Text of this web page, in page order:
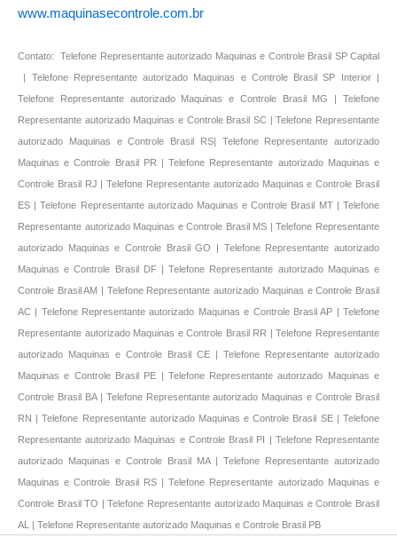
www.maquinasecontrole.com.br
Contato: Telefone Representante autorizado Maquinas e Controle Brasil SP Capital
| Telefone Representante autorizado Maquinas e Controle Brasil SP Interior |
Telefone Representante autorizado Maquinas e Controle Brasil MG | Telefone
Representante autorizado Maquinas e Controle Brasil SC | Telefone Representante
autorizado Maquinas e Controle Brasil RS| Telefone Representante autorizado
Maquinas e Controle Brasil PR | Telefone Representante autorizado Maquinas e
Controle Brasil RJ | Telefone Representante autorizado Maquinas e Controle Brasil
ES | Telefone Representante autorizado Maquinas e Controle Brasil MT | Telefone
Representante autorizado Maquinas e Controle Brasil MS | Telefone Representante
autorizado Maquinas e Controle Brasil GO | Telefone Representante autorizado
Maquinas e Controle Brasil DF | Telefone Representante autorizado Maquinas e
Controle Brasil AM | Telefone Representante autorizado Maquinas e Controle Brasil
AC | Telefone Representante autorizado Maquinas e Controle Brasil AP | Telefone
Representante autorizado Maquinas e Controle Brasil RR | Telefone Representante
autorizado Maquinas e Controle Brasil CE | Telefone Representante autorizado
Maquinas e Controle Brasil PE | Telefone Representante autorizado Maquinas e
Controle Brasil BA | Telefone Representante autorizado Maquinas e Controle Brasil
RN | Telefone Representante autorizado Maquinas e Controle Brasil SE | Telefone
Representante autorizado Maquinas e Controle Brasil PI | Telefone Representante
autorizado Maquinas e Controle Brasil MA | Telefone Representante autorizado
Maquinas e Controle Brasil RS | Telefone Representante autorizado Maquinas e
Controle Brasil TO | Telefone Representante autorizado Maquinas e Controle Brasil
AL | Telefone Representante autorizado Maquinas e Controle Brasil PB